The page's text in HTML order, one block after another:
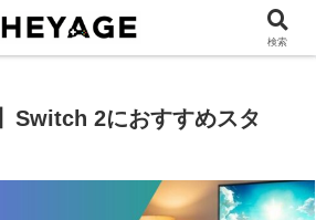
ゲームデスク環境 ゲーム部
Switch 2におすすめスタ
検索